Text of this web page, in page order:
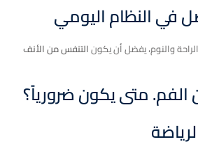
في النظام اليومي
والنوم، يفضل أن يكونالتنفس من الأنف
الفم. متى يكون ضرورياً؟